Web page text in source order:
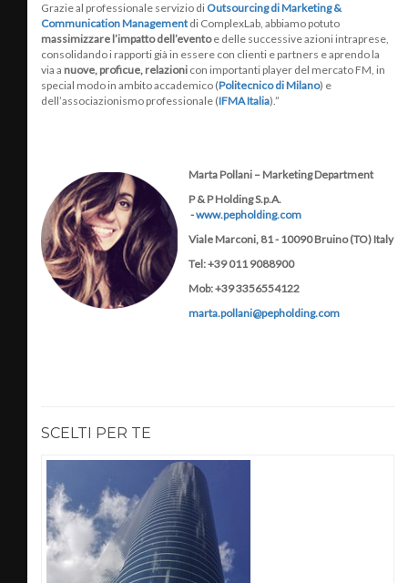
Grazie al professionale servizio diOutsourcing di Marketing &
Communication Managementdi ComplexLab, abbiamo potuto
massimizzare l’impatto dell’eventoe delle successive azioni intraprese,
consolidando i rapporti già in essere con clienti e partners e aprendo la
via a nuove, proficue, relazioni con importanti player del mercato FM, in
special modo in ambito accademico (Politecnico di Milano) e
dell’associazionismo professionale (IFMA Italia).”
Marta Pollani – Marketing Department
P & P Holding S.p.A.
-www.pepholding.com
Viale Marconi, 81 - 10090 Bruino (TO) Italy
Tel: +39 011 9088900
Mob: +39 3356554122
marta.pollani@pepholding.com
SCELTI PER TE